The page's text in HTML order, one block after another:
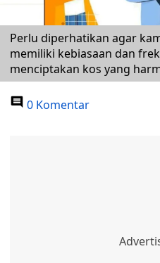
Perlu diperhatikan agar
memiliki kebiasaan dan
menciptakan kos yang
0 Komentar